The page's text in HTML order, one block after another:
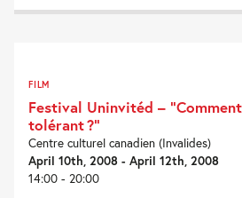
FILM
Festival Uninvitéd –
tolérant ?”
Centre culturel canadien (Invalides)
April 10th, 2008 - April 12th, 2008
14:00 - 20:00